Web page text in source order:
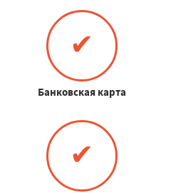
✔
Банковская карта
✔